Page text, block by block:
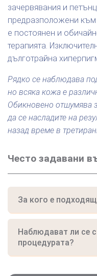
зачервявания и
предразположени към
е постоянен и
терапията.
дълготрайна
Рядко се наблюдава
но всяка кожа е
Обикновено отшумява
да се насладите на
назад време в
Често задавани
За кого е
Наблюдават ли се
процедурата?